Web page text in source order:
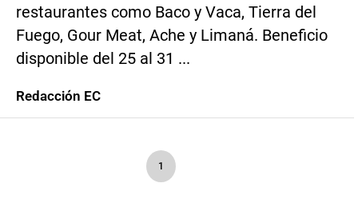
restaurantes como Baco y Vaca, Tierra del
Fuego, Gour Meat, Ache y Limaná. Beneficio
disponible del 25 al 31 ...
Redacción EC
1